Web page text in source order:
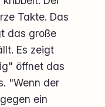
Takte. Das
das große
Es zeigt
öffnet das
"Wenn der
ein